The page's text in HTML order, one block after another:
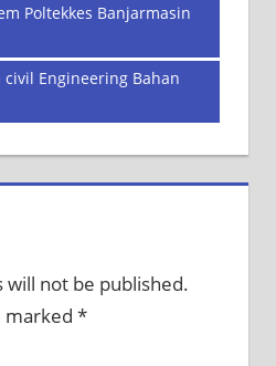
Poltekkes Banjarmasin
civil Engineering Bahan
will not be published.
marked *